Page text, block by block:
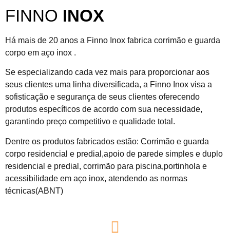
FINNO INOX
Há mais de 20 anos a Finno Inox fabrica corrimão e guarda
corpo em aço inox .
Se especializando cada vez mais para proporcionar aos
seus clientes uma linha diversificada, a Finno Inox visa a
sofisticação e segurança de seus clientes oferecendo
produtos específicos de acordo com sua necessidade,
garantindo preço competitivo e qualidade total.
Dentre os produtos fabricados estão: Corrimão e guarda
corpo residencial e predial,apoio de parede simples e duplo
residencial e predial, corrimão para piscina,portinhola e
acessibilidade em aço inox, atendendo as normas
técnicas(ABNT)